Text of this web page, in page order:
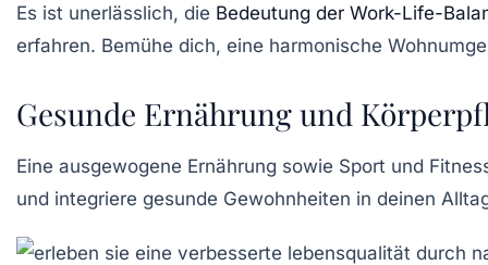
Es ist unerlässlich, die Bedeutung der Work-Life-
erfahren. Bemühe dich, eine harmonische
Gesunde Ernährung und
Eine ausgewogene Ernährung sowie Sport und
und integriere gesunde Gewohnheiten in deinen